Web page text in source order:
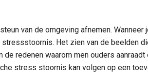
van de omgeving afnemen.
Het zien van de beelden
redenen waarom men ouders
stress stoornis kan volgen op een